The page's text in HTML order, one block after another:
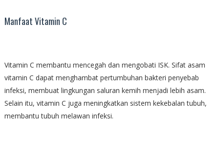
Manfaat Vitamin C
Vitamin C membantu mencegah dan mengobati ISK. Sifat asam
vitamin C dapat menghambat pertumbuhan bakteri penyebab
infeksi, membuat lingkungan saluran kemih menjadi lebih asam.
Selain itu, vitamin C juga meningkatkan sistem kekebalan tubuh,
membantu tubuh melawan infeksi.